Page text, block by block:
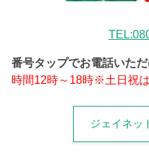
番号タップでお電話いただ
時間12時～18時※土日祝は
ジェイネッ